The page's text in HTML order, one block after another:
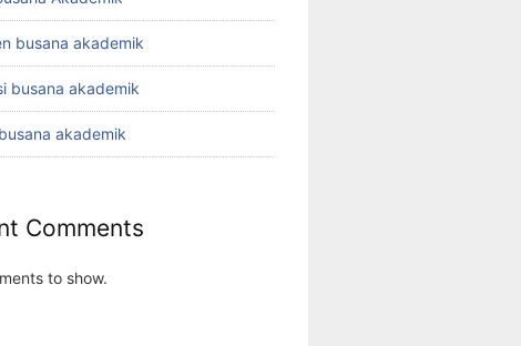
busana akademik
busana akademik
akademik
Comments
to show.